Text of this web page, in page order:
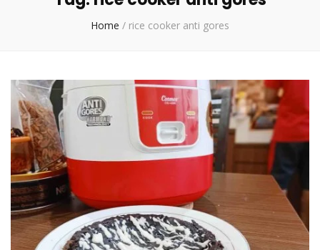
Home / rice cooker anti gores